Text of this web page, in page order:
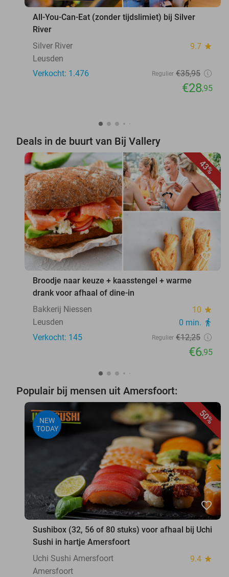
All-You-Can-Eat (zonder tijdslimiet) bij Silver
River
Silver River
9.7 star
Leusden
Verkocht: 1.476
Regulier €35,95
€28,95
Deals in de buurt van Bij Vallery
43%
favorite_border
Broodje naar keuze + kaasstengel + warme
drank voor afhaal of dine-in
Bakkerij Niessen
10 star
Leusden 0 min. directions_walk
Verkocht: 145 Regulier €12,25
€6,95
Populair bij mensen uit Amersfoort:
50%
NEW
TODAY
favorite_border
Sushibox (32, 56 of 80 stuks) voor afhaal bij Uchi
Sushi in hartje Amersfoort
Uchi Sushi Amersfoort
9.4 star
Amersfoort